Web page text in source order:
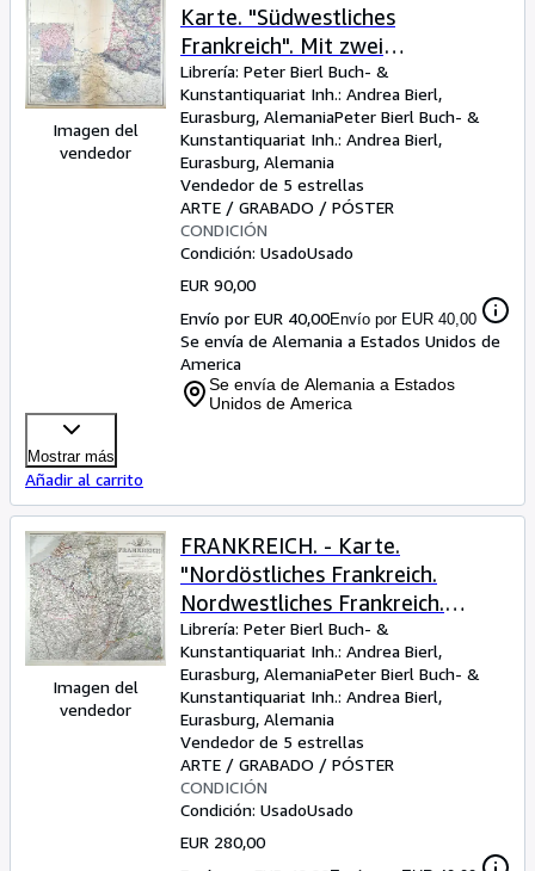
Imagen del
vendedor
Karte. "Südwestliches
Frankreich". Mit zwei
Nebenkarten.
Librería: Peter Bierl Buch- &
Kunstantiquariat Inh.: Andrea Bierl,
Eurasburg, AlemaniaPeter Bierl Buch- &
Kunstantiquariat Inh.: Andrea Bierl,
Eurasburg, Alemania
Vendedor de 5 estrellas
ARTE / GRABADO / PÓSTER
CONDICIÓN
Condición: UsadoUsado
EUR 90,00
Envío por EUR 40,00Envío por EUR 40,00
Se envía de Alemania a Estados Unidos de
America
Se envía de Alemania a Estados
Unidos de America
Mostrar más
Añadir al carrito
Imagen del
vendedor
FRANKREICH. - Karte.
"Nordöstliches Frankreich.
Nordwestliches Frankreich.
Südwestliches Frankreich.
Südöstliches Frankreich".
Gesamtkarte in vier Teilen, auf
insgesamt vier Blättern.
Librería: Peter Bierl Buch- &
Kunstantiquariat Inh.: Andrea Bierl,
Eurasburg, AlemaniaPeter Bierl Buch- &
Kunstantiquariat Inh.: Andrea Bierl,
Eurasburg, Alemania
Vendedor de 5 estrellas
ARTE / GRABADO / PÓSTER
CONDICIÓN
Condición: UsadoUsado
EUR 280,00